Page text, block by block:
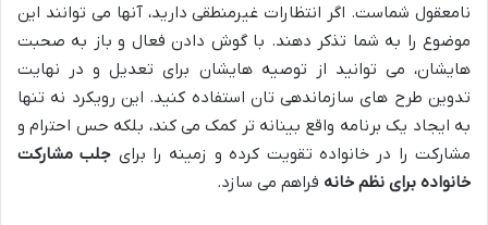
نامعقول شماست. اگر انتظارات غیرمنطقی دارید، آنها می توانند این
موضوع را به شما تذکر دهند. با گوش دادن فعال و باز به صحبت
هایشان، می توانید از توصیه هایشان برای تعدیل و در نهایت
تدوین طرح های سازماندهی تان استفاده کنید. این رویکرد نه تنها
به ایجاد یک برنامه واقع بینانه تر کمک می کند، بلکه حس احترام و
مشارکت را در خانواده تقویت کرده و زمینه را برای جلب مشارکت
خانواده برای نظم خانه فراهم می سازد.